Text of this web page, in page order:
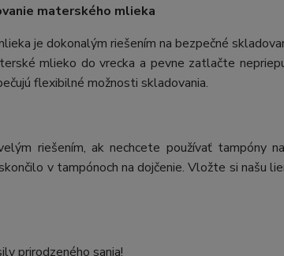
materského mlieka
je dokonalým riešením na bezpečné
mlieko do vrecka a pevne zatlačte
flexibilné možnosti skladovania.
riešením, ak nechcete používať tampóny
v tampónoch na dojčenie. Vložte si našu
prirodzeného sania!